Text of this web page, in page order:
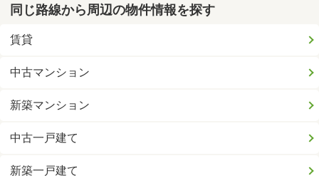
同じ路線から周辺の物件情報を探す
賃貸
中古マンション
新築マンション
中古一戸建て
新築一戸建て